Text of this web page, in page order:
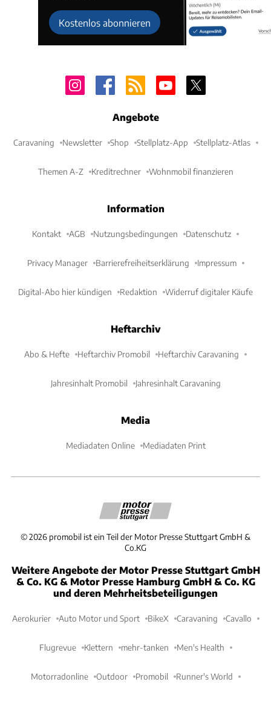
Kostenlos abonnieren
Angebote
Caravaning Newsletter Shop Stellplatz-App Stellplatz-Atlas
Themen A-Z Kreditrechner Wohnmobil finanzieren
Information
Kontakt AGB Nutzungsbedingungen Datenschutz
Privacy Manager Barrierefreiheitserklärung Impressum
Digital-Abo hier kündigen Redaktion Widerruf digitaler Käufe
Heftarchiv
Abo & Hefte Heftarchiv Promobil Heftarchiv Caravaning
Jahresinhalt Promobil Jahresinhalt Caravaning
Media
Mediadaten Online Mediadaten Print
©2026 promobil ist ein Teil der Motor Presse Stuttgart GmbH &
Co.KG
Weitere Angebote der Motor Presse Stuttgart GmbH
& Co. KG & Motor Presse Hamburg GmbH & Co. KG
und deren Mehrheitsbeteiligungen
Aerokurier Auto Motor und Sport BikeX Caravaning Cavallo
Flugrevue Klettern mehr-tanken Men's Health
Motorradonline Outdoor Promobil Runner's World